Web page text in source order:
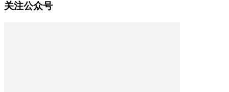
关注公众号